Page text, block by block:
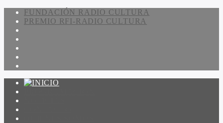
FUNDACIÓN RADIO CULTURA
PREMIO RFI-RADIO CULTURA